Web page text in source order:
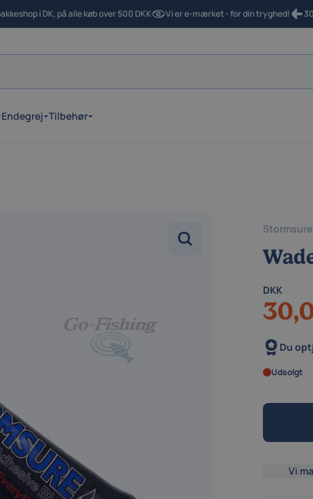
i DK, på alle køb over 500 DKK Vi er e-mærket - for din tryghed!
Endegrej Tilbehør
Stormsure
DKK
Du
Udsolgt
Vi